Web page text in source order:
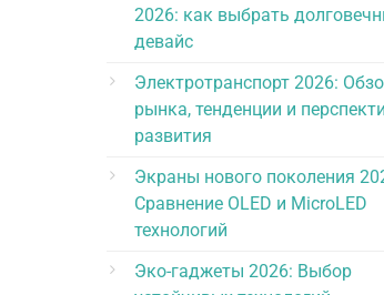
2026: как выбрать
девайс
Электротранспорт 2026:
рынка, тенденции и
развития
Экраны нового поколения
Сравнение OLED и MicroLED
технологий
Эко-гаджеты 2026: Выбор